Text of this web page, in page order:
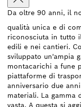
Da oltre 90 anni, il
qualità unica e di
riconosciuta in tutto
edili e nei cantieri.
sviluppato un'ampia
montacarichi a fune
piattaforme di
anniversario due
materiali. La gamma
vasta. A questa si